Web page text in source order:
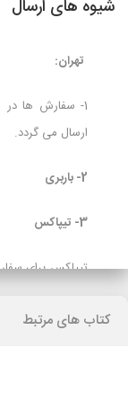
شیوه های ارسال
تهران:
1- سفارش ها
ارسال می گردد.
2- باربری
3- تیپاکس
تیپاکس برای
هنگام تحویل
گیلان)نسبت به
کتاب های مرتبط